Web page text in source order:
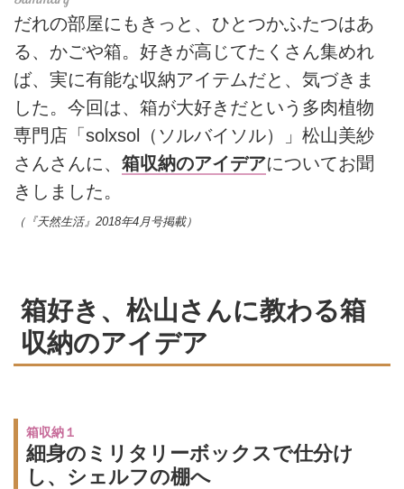
だれの部屋にもきっと、ひとつかふたつはあ
る、かごや箱。好きが高じてたくさん集めれ
ば、実に有能な収納アイテムだと、気づきま
した。今回は、箱が大好きだという多肉植物
専門店「solxsol（ソルバイソル）」松山美紗
さんさんに、 箱収納のアイデアについてお聞
きしました。
（『天然生活』2018年4月号掲載）
箱好き、松山さんに教わる箱
収納のアイデア
箱収納１
細身のミリタリーボックスで仕分け
し、シェルフの棚へ